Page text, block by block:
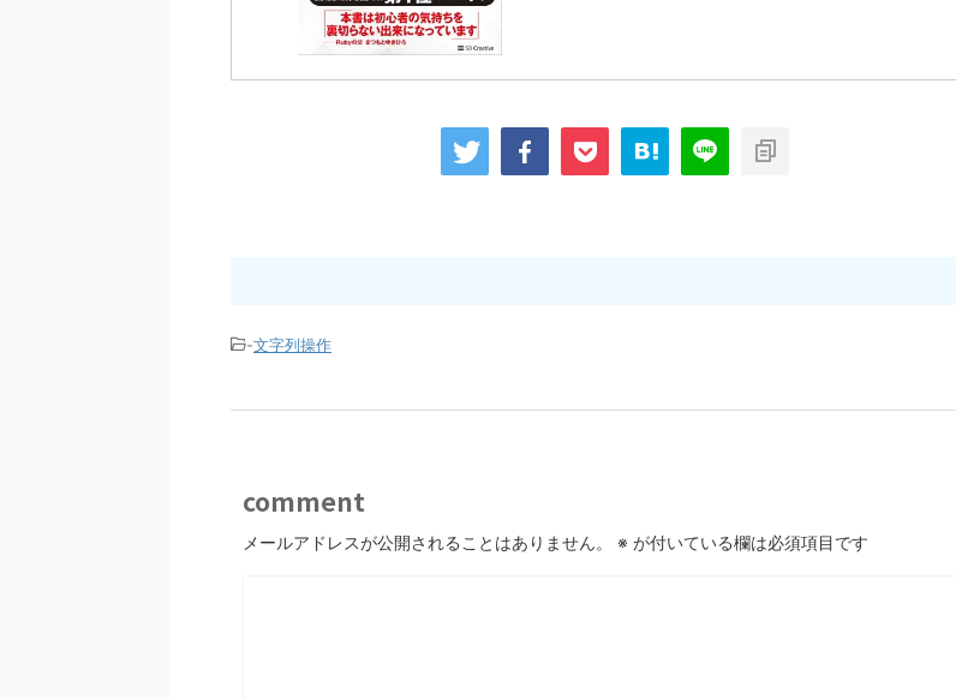
-文字列操作
comment
メールアドレスが公開されることはありません。 ※ が付いている欄は必須項目です